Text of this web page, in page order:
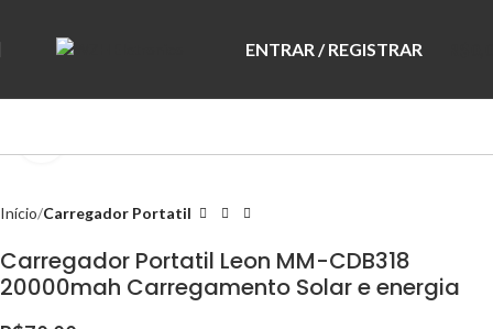
ENTRAR / REGISTRAR
Início Carregador Portatil
Carregador Portatil Leon MM-CDB318
20000mah Carregamento Solar e energia